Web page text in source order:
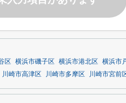
区 横浜市磯子区 横浜市港北区 横浜市
川崎市高津区 川崎市多摩区 川崎市宮前